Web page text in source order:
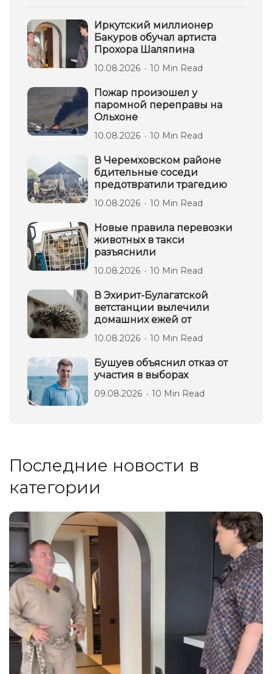
Иркутский миллионер
Бакуров обучал артиста
Прохора Шаляпина
10.08.2026 10 Min Read
Пожар произошел у
паромной переправы на
Ольхоне
10.08.2026 10 Min Read
В Черемховском районе
бдительные соседи
предотвратили трагедию
10.08.2026 10 Min Read
Новые правила перевозки
животных в такси
разъяснили
10.08.2026 10 Min Read
В Эхирит-Булагатской
ветстанции вылечили
домашних ежей от
10.08.2026 10 Min Read
Бушуев объяснил отказ от
участия в выборах
09.08.2026 10 Min Read
Последние новости в
категории